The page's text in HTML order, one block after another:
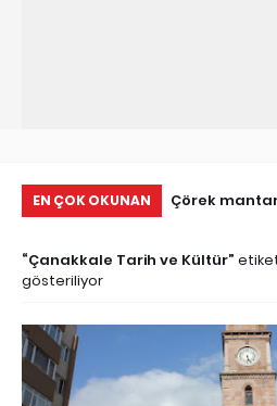
EN ÇOK OKUNAN
İletişim Bilgileri I
Çörek
Edulis
Çanakkale Tarih ve Kültür
gösteriliyor